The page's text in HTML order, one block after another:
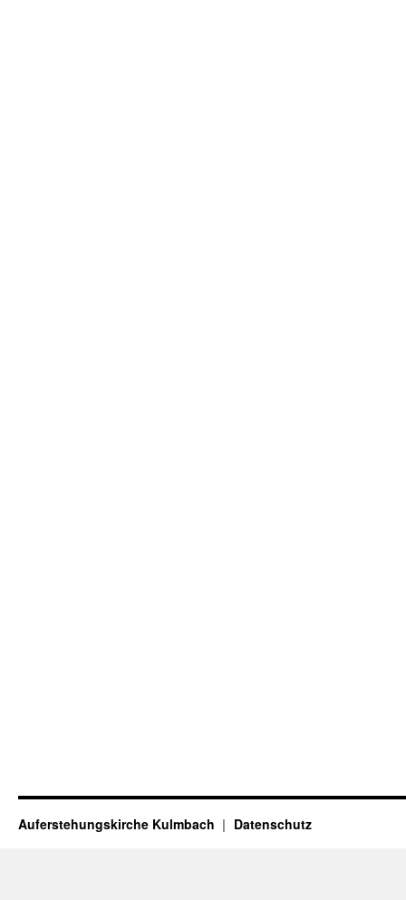
Auferstehungskirche Kulmbach Datenschutz